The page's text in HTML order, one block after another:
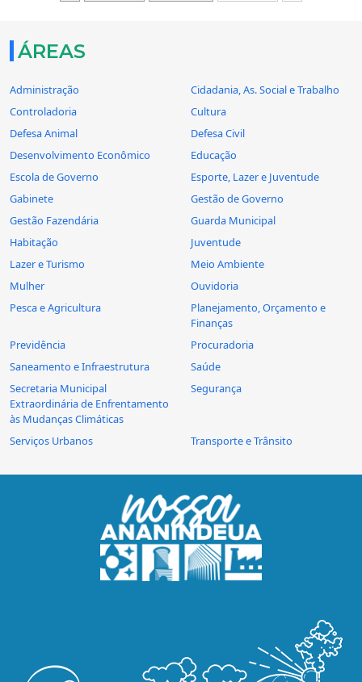
ÁREAS
Administração
Cidadania, As. Social e Trabalho
Controladoria
Cultura
Defesa Animal
Defesa Civil
Desenvolvimento Econômico
Educação
Escola de Governo
Esporte, Lazer e Juventude
Gabinete
Gestão de Governo
Gestão Fazendária
Guarda Municipal
Habitação
Juventude
Lazer e Turismo
Meio Ambiente
Mulher
Ouvidoria
Pesca e Agricultura
Planejamento, Orçamento e
Finanças
Previdência
Procuradoria
Saneamento e Infraestrutura
Saúde
Secretaria Municipal
Extraordinária de Enfrentamento
às Mudanças Climáticas
Segurança
Serviços Urbanos Transporte e Trânsito